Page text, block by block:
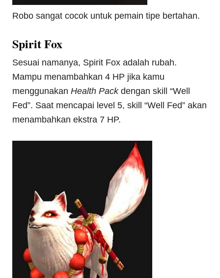
Robo sangat cocok untuk pemain tipe bertahan.
Spirit Fox
Sesuai namanya, Spirit Fox adalah rubah.
Mampu menambahkan 4 HP jika kamu
menggunakanHealth Packdengan skill “Well
Fed”. Saat mencapai level 5, skill “Well Fed” akan
menambahkan ekstra 7 HP.